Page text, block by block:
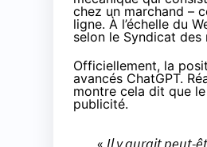
chez un marchand –
ligne. À l’échelle du
selon le Syndicat des
Officiellement, la
avancés ChatGPT.
montre cela dit que
publicité.